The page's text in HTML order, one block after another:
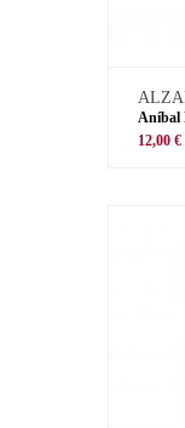
Aníbal
12,00 €